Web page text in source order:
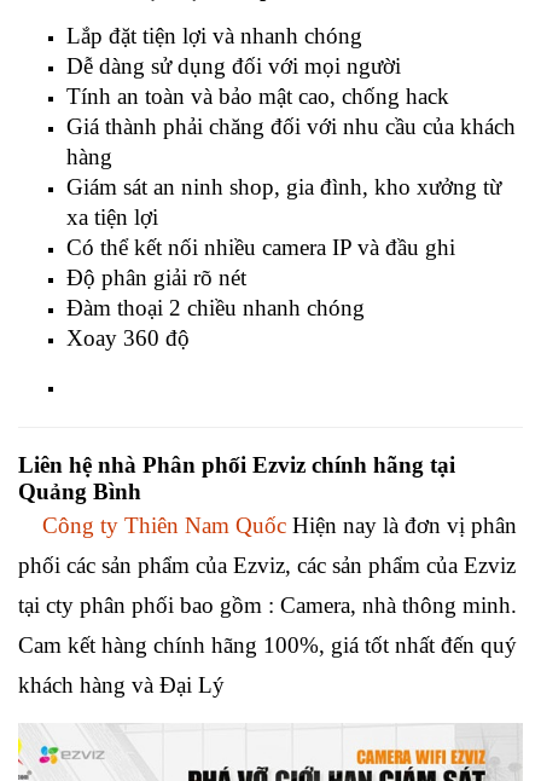
Lắp đặt tiện lợi và nhanh chóng
Dễ dàng sử dụng đối với mọi người
Tính an toàn và bảo mật cao, chống hack
Giá thành phải chăng đối với nhu cầu của khách
hàng
Giám sát an ninh shop, gia đình, kho xưởng từ
xa tiện lợi
Có thể kết nối nhiều camera IP và đầu ghi
Độ phân giải rõ nét
Đàm thoại 2 chiều nhanh chóng
Xoay 360 độ
Liên hệ nhà Phân phối Ezviz chính hãng tại
Quảng Bình
Công ty Thiên Nam Quốc Hiện nay là đơn vị phân
phối các sản phẩm của Ezviz, các sản phẩm của Ezviz
tại cty phân phối bao gồm : Camera, nhà thông minh.
Cam kết hàng chính hãng 100%, giá tốt nhất đến quý
khách hàng và Đại Lý